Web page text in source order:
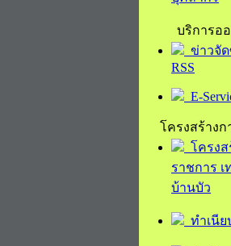
บริการอ
ข่าวจั
RSS
E-
โครงสร้างก
โครง
ราชการ เ
บ้านบัว
ทำเนีย